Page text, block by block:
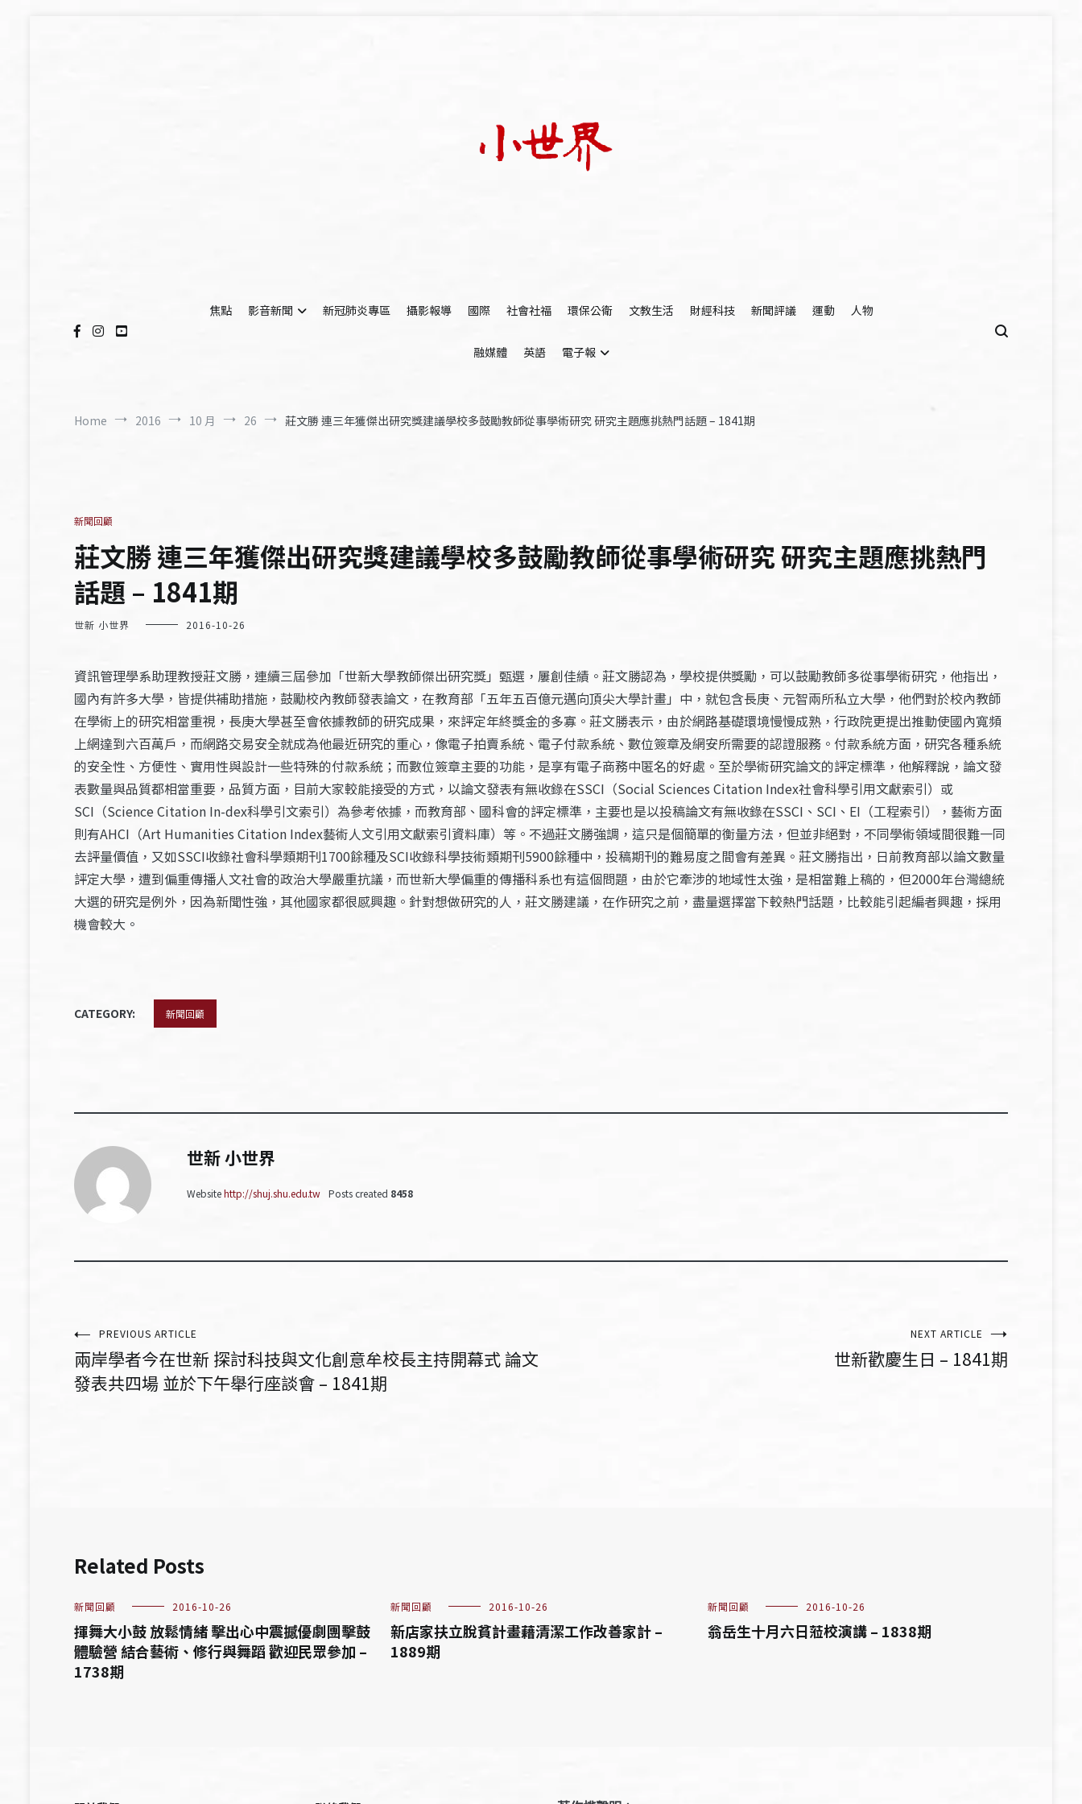
焦點
影音新聞 新冠肺炎專區 攝影報導 國際 社會社福 環保公衛 文教生活 財經科技 新聞評議 運動 人物
融媒體 英語 電子報
Home 2016 10 月 26 莊文勝 連三年獲傑出研究獎建議學校多鼓勵教師從事學術研究 研究主題應挑熱門話題 – 1841期
新聞回顧
莊文勝 連三年獲傑出研究獎建議學校多鼓勵教師從事學術研究 研究主題應挑熱門
話題 – 1841期
世新 小世界 2016-10-26
資訊管理學系助理教授莊文勝，連續三屆參加「世新大學教師傑出研究獎」甄選，屢創佳績。莊文勝認為，學校提供獎勵，可以鼓勵教師多從事學術研究，他指出，
國內有許多大學，皆提供補助措施，鼓勵校內教師發表論文，在教育部「五年五百億元邁向頂尖大學計畫」中，就包含長庚、元智兩所私立大學，他們對於校內教師
在學術上的研究相當重視，長庚大學甚至會依據教師的研究成果，來評定年終獎金的多寡。莊文勝表示，由於網路基礎環境慢慢成熟，行政院更提出推動使國內寬頻
上網達到六百萬戶，而網路交易安全就成為他最近研究的重心，像電子拍賣系統、電子付款系統、數位簽章及網安所需要的認證服務。付款系統方面，研究各種系統
的安全性、方便性、實用性與設計一些特殊的付款系統；而數位簽章主要的功能，是享有電子商務中匿名的好處。至於學術研究論文的評定標準，他解釋說，論文發
表數量與品質都相當重要，品質方面，目前大家較能接受的方式，以論文發表有無收錄在SSCI（Social Sciences Citation Index社會科學引用文獻索引）或
SCI（Science Citation In-dex科學引文索引）為參考依據，而教育部、國科會的評定標準，主要也是以投稿論文有無收錄在SSCI、SCI、EI（工程索引），藝術方面
則有AHCI（Art Humanities Citation Index藝術人文引用文獻索引資料庫）等。不過莊文勝強調，這只是個簡單的衡量方法，但並非絕對，不同學術領域間很難一同
去評量價值，又如SSCI收錄社會科學類期刊1700餘種及SCI收錄科學技術類期刊5900餘種中，投稿期刊的難易度之間會有差異。莊文勝指出，日前教育部以論文數量
評定大學，遭到偏重傳播人文社會的政治大學嚴重抗議，而世新大學偏重的傳播科系也有這個問題，由於它牽涉的地域性太強，是相當難上稿的，但2000年台灣總統
大選的研究是例外，因為新聞性強，其他國家都很感興趣。針對想做研究的人，莊文勝建議，在作研究之前，盡量選擇當下較熱門話題，比較能引起編者興趣，採用
機會較大。
CATEGORY: 新聞回顧
世新 小世界
Websitehttp://shuj.shu.edu.tw Posts created 8458
文
章
PREVIOUS ARTICLE
兩岸學者今在世新 探討科技與文化創意牟校長主持開幕式 論文
發表共四場 並於下午舉行座談會 – 1841期
NEXT ARTICLE
世新歡慶生日 – 1841期
Related Posts
新聞回顧 2016-10-26
揮舞大小鼓 放鬆情緒 擊出心中震撼優劇團擊鼓
體驗營 結合藝術、修行與舞蹈 歡迎民眾參加 –
1738期
新聞回顧 2016-10-26
新店家扶立脫貧計畫藉清潔工作改善家計 –
1889期
新聞回顧 2016-10-26
翁岳生十月六日蒞校演講 – 1838期